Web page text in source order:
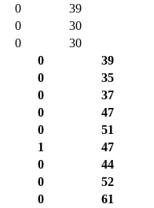
0
39
0
30
0
30
0
39
0
35
0
37
0
47
0
51
1
47
0
44
0
52
0
61